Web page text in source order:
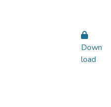
Down
load